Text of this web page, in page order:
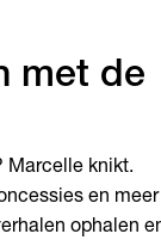
met de
Marcelle knikt.
en meer
ophalen